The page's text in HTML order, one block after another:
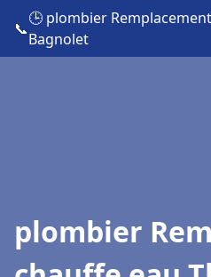
📞
🕒 plombier
Bagnolet
plombier